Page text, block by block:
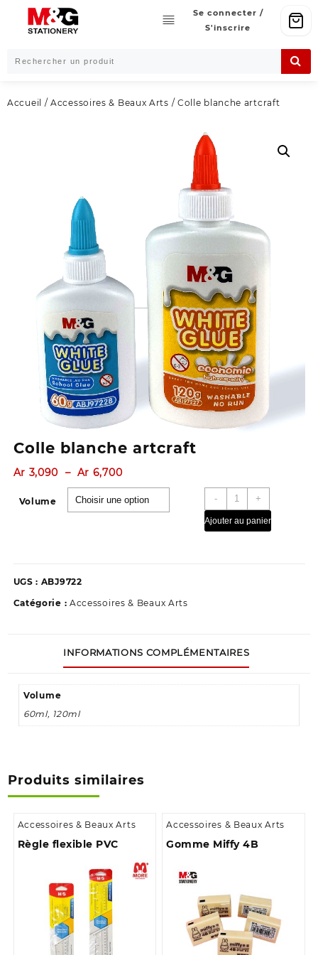
content
Se connecter /
S'inscrire
Accueil /Accessoires & Beaux Arts / Colle blanche artcraft
Colle blanche artcraft
Ar 3,090 – Ar 6,700Plage
de
prix :
Ar 3,090
Volume -
quantité
de
Colle
+
Ajouter au panier
UGS : ABJ9722
Catégorie : Accessoires & Beaux Arts
INFORMATIONS COMPLÉMENTAIRES
Volume
60ml, 120ml
Produits similaires
Accessoires & Beaux Arts
Règle flexible PVC
Accessoires & Beaux Arts
Gomme Miffy 4B